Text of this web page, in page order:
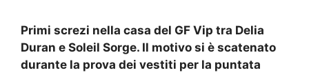
Primi screzi nella casa del GF Vip tra Delia
Duran e Soleil Sorge. Il motivo si è scatenato
durante la prova dei vestiti per la puntata